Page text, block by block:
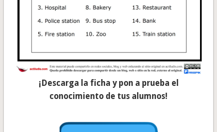
¡Descarga la ficha y pon a prueba el
conocimiento de tus alumnos!